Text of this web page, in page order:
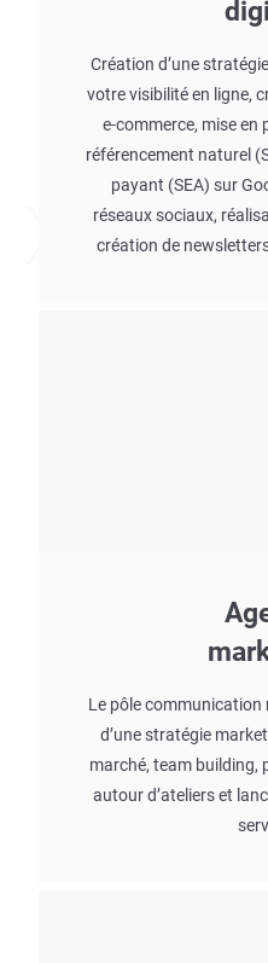
Création d’une
votre visibilité en ligne,
e-commerce, mise en
référencement naturel
payant (SEA) sur
réseaux sociaux,
création de
Le pôle communication
d’une stratégie
marché, team building,
autour d’ateliers et